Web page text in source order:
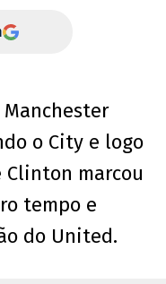
o City e logo
Clinton marcou
tempo e
do United.